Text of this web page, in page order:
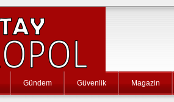
Gündem Güvenlik Magazin